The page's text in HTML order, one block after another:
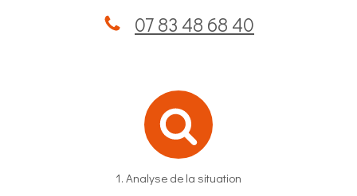
07 83 48 68 40
1. Analyse de la situation